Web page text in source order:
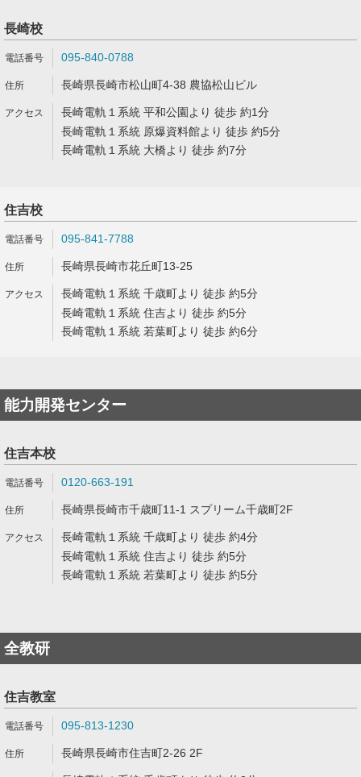
長崎校
095-840-0788
長崎県長崎市松山町4-38 農協松山ビル
長崎電軌１系統 平和公園より 徒歩 約1分
長崎電軌１系統 原爆資料館より 徒歩 約5分
長崎電軌１系統 大橋より 徒歩 約7分
住吉校
095-841-7788
長崎県長崎市花丘町13-25
長崎電軌１系統 千歳町より 徒歩 約5分
長崎電軌１系統 住吉より 徒歩 約5分
長崎電軌１系統 若葉町より 徒歩 約6分
能力開発センター
住吉本校
0120-663-191
長崎県長崎市千歳町11-1 スプリーム千歳町2F
長崎電軌１系統 千歳町より 徒歩 約4分
長崎電軌１系統 住吉より 徒歩 約5分
長崎電軌１系統 若葉町より 徒歩 約5分
全教研
住吉教室
095-813-1230
長崎県長崎市住吉町2-26 2F